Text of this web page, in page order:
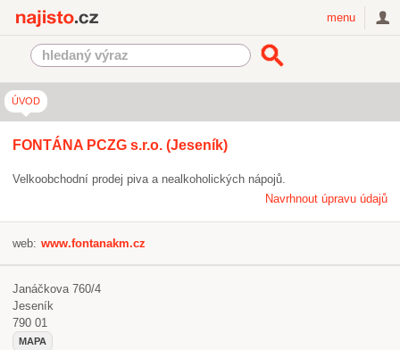
menu
ÚVOD
FONTÁNA PCZG s.r.o. (Jeseník)
Velkoobchodní prodej piva a nealkoholických nápojů.
Navrhnout úpravu údajů
web: www.fontanakm.cz
Janáčkova 760/4
Jeseník
790 01
MAPA